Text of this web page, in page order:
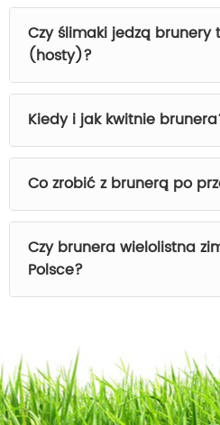
Czy ślimaki jedzą brunery
(hosty)?
Kiedy i jak kwitnie
Co zrobić z brunerą po
Czy brunera wielolistna
Polsce?